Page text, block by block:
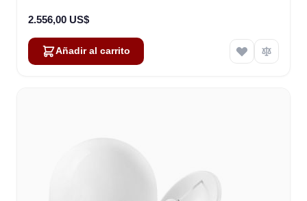
2.556,00 US$
Añadir al carrito